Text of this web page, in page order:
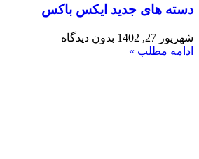
دسته های جدید ایکس باکس
شهریور 27, 1402
بدون دیدگاه
ادامه مطلب »